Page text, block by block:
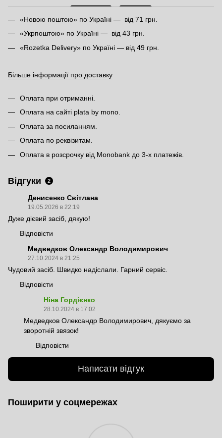
«Новою поштою» по Україні — від 71 грн.
«Укрпоштою» по Україні — від 43 грн.
«Rozetka Delivery» по Україні — від 49 грн.
Більше інформації про доставку
Оплата при отриманні.
Оплата на сайті plata by mono.
Оплата за посиланням.
Оплата по реквізитам.
Оплата в розсрочку від Monobank до 3-х платежів.
Відгуки 2
Денисенко Світлана
19.05.2026 в 22:19
Дуже дієвий засіб, дякую!
Відповісти
Медведков Олександр Володимирович
27.10.2024 в 21:25
Чудовий засіб. Швидко надіслали. Гарний сервіс.
Відповісти
Ніна Гордієнко
28.10.2024 в 17:02
Медведков Олександр Володимирович, дякуємо за
зворотній звязок!
Відповісти
Написати відгук
Поширити у соцмережах